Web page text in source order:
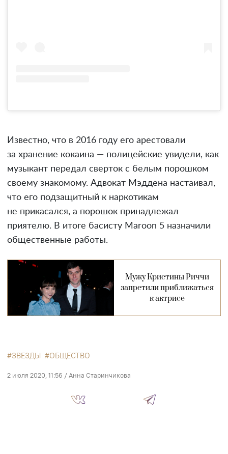
Известно, что в 2016 году его арестовали
за хранение кокаина — полицейские увидели, как
музыкант передал сверток с белым порошком
своему знакомому. Адвокат Мэддена настаивал,
что его подзащитный к наркотикам
не прикасался, а порошок принадлежал
приятелю. В итоге басисту Maroon 5 назначили
общественные работы.
Мужу Кристины Риччи
запретили приближаться
к актрисе
ЗВЕЗДЫ ОБЩЕСТВО
2 июля 2020, 11:56 /Анна Старинчикова